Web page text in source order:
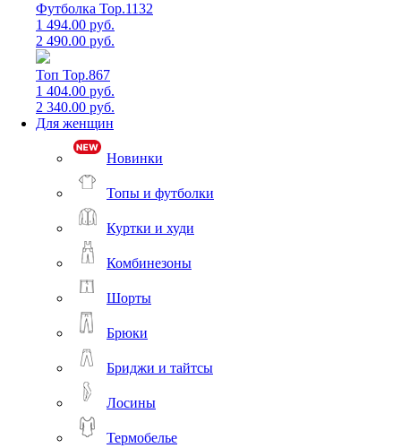
Футболка Top.1132
1 494.00 руб.
2 490.00 руб.
Топ Top.867
1 404.00 руб.
2 340.00 руб.
Для женщин
Новинки
Топы и футболки
Куртки и худи
Комбинезоны
Шорты
Брюки
Бриджи и тайтсы
Лосины
Термобелье